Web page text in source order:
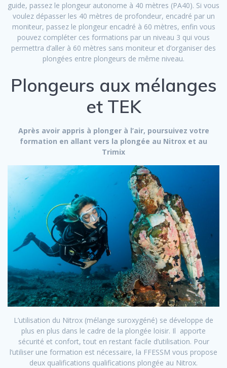
guide, passez le plongeur autonome à 40 mètres (PA40). Si vous
voulez dépasser les 40 mètres de profondeur, encadré par un
moniteur, passez le plongeur encadré à 60 mètres, enfin vous
pouvez compléter ces formations par un niveau 3 qui vous
permettra d’aller à 60 mètres sans moniteur et d’organiser des
plongées entre plongeurs de même niveau.
Plongeurs aux mélanges
et TEK
Après avoir appris à plonger à l’air, poursuivez votre
formation en allant vers la plongée au Nitrox et au
Trimix
L’utilisation du Nitrox (mélange suroxygéné) se développe de
plus en plus dans le cadre de la plongée loisir. Il apporte
sécurité et confort, tout en restant facile d’utilisation. Pour
l’utiliser une formation est nécessaire, la FFESSM vous propose
deux qualifications qualifications plongée au Nitrox.